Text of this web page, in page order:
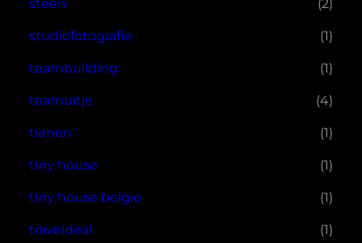
steen (2)
studiofotografie (1)
teambuilding (1)
teamuitje (4)
tienen (1)
tiny house (1)
tiny house belgie (1)
traveldeal (1)